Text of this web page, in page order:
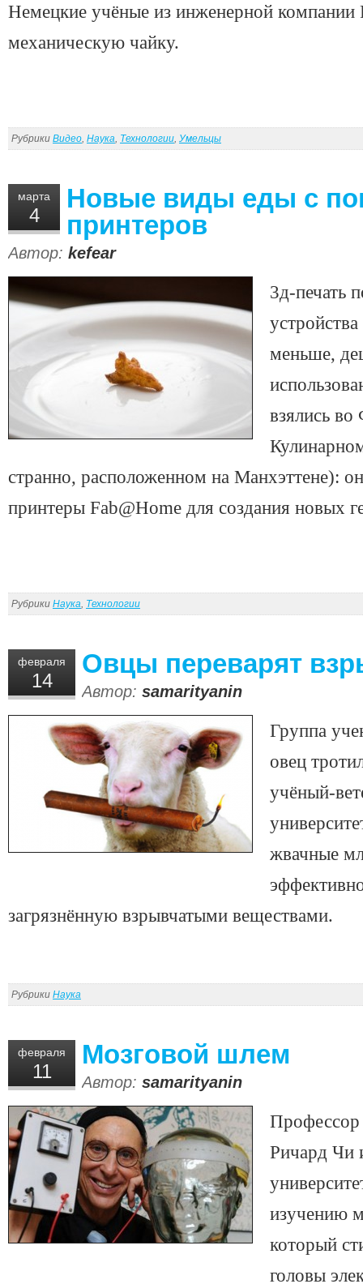
Немецкие учёные из инженерной компании
механическую чайку.
Рубрики Видео, Наука, Технологии, Умельцы
марта
4
Новые виды еды с
принтеров
Автор: kefear
3д-печать
меньше,
взялись
странно, расположенном на Манхэттене):
принтеры Fab@Home для создания новых
Рубрики Наука, Технологии
февраля
14
Овцы переварят
Автор: samarityanin
Группа
овец
учёный-
жвачные
загрязнённую взрывчатыми веществами.
Рубрики Наука
февраля
11
Мозговой шлем
Автор: samarityanin
Ричард Чи
изучению
который
головы